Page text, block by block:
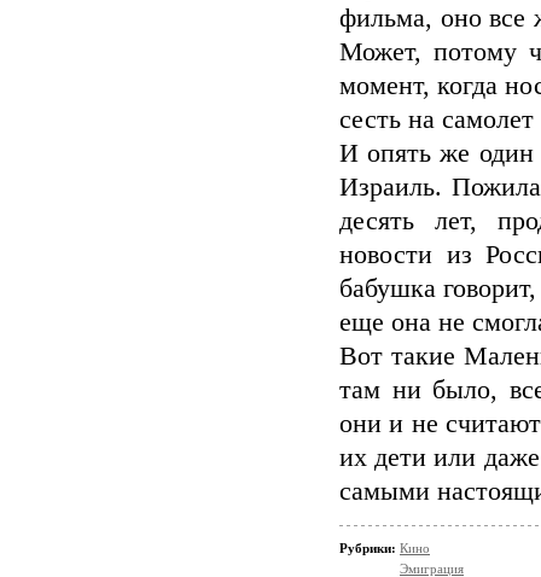
фильма, оно все
Может, потому
момент, когда
сесть на
И опять же один
Израиль.
десять лет,
новости из
бабушка
еще она не
Вот такие
там ни было,
они и не
их дети или
самыми
Рубрики: Кино
Эмиграция